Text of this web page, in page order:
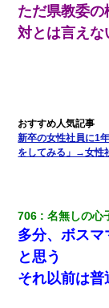
出張中の旦那から
だ！」→ 嫁「あっ
【修羅場】彼女
めんだ」俺「じ
なかったの？（泣」
ただ県教委
対とは言えな
新卒の女性社員に1
をしてみる」→女性
706 名無しの心
多分、ボス
と思う
それ以前は